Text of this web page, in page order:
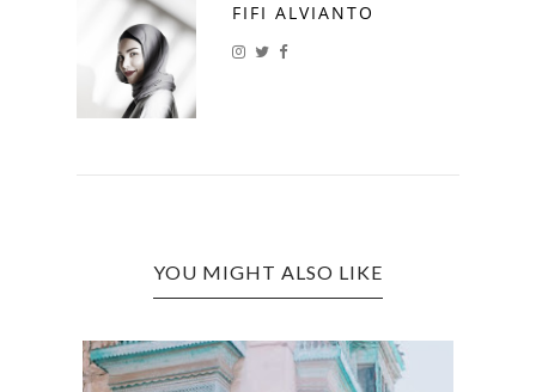
FIFI ALVIANTO
YOU MIGHT ALSO LIKE